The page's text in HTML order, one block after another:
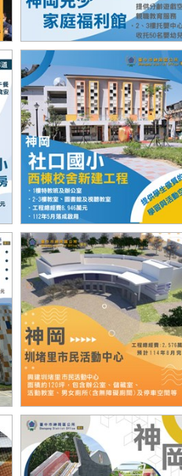
神岡兒少家庭福利館
社口國小西棟校舍新建工程
圳堵里市民活動中心